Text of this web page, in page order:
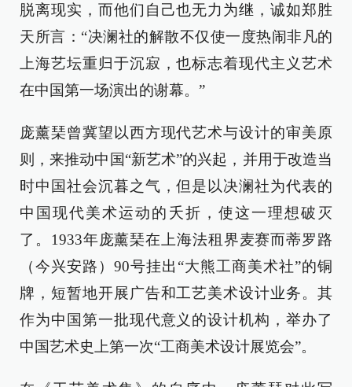
脱离现实，而他们自己也无力为继，诚如郑胜
天所言：“决澜社的解散不仅使一度热闹非凡的
上海艺坛重归于沉寂，也标志着现代主义艺术
在中国第一场演出的谢幕。”
庞薰琹曾冀望以西方现代艺术与设计的审美原
则，来推动中国“新艺术”的兴起，并用于改造当
时中国社会沉暮之气，但是以决澜社为代表的
中国现代美术运动的夭折，使这一理想破灭
了。1933年庞薰琹在上海法租界麦赛而蒂罗路
（今兴安路）90号挂出“大熊工商美术社”的铜
牌，短暂地开展广告和工艺美术设计业务。其
作为中国第一批现代意义的设计机构，举办了
中国艺术史上第一次“工商美术设计展览会”。